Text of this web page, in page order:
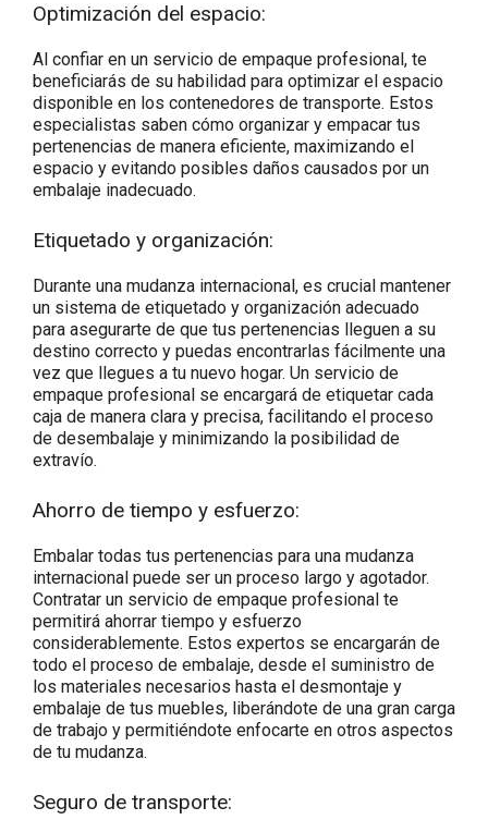
Optimización del espacio:
Al confiar en un servicio de empaque profesional, te
beneficiarás de su habilidad para optimizar el espacio
disponible en los contenedores de transporte. Estos
especialistas saben cómo organizar y empacar tus
pertenencias de manera eficiente, maximizando el
espacio y evitando posibles daños causados por un
embalaje inadecuado.
Etiquetado y organización:
Durante una mudanza internacional, es crucial mantener
un sistema de etiquetado y organización adecuado
para asegurarte de que tus pertenencias lleguen a su
destino correcto y puedas encontrarlas fácilmente una
vez que llegues a tu nuevo hogar. Un servicio de
empaque profesional se encargará de etiquetar cada
caja de manera clara y precisa, facilitando el proceso
de desembalaje y minimizando la posibilidad de
extravío.
Ahorro de tiempo y esfuerzo:
Embalar todas tus pertenencias para una mudanza
internacional puede ser un proceso largo y agotador.
Contratar un servicio de empaque profesional te
permitirá ahorrar tiempo y esfuerzo
considerablemente. Estos expertos se encargarán de
todo el proceso de embalaje, desde el suministro de
los materiales necesarios hasta el desmontaje y
embalaje de tus muebles, liberándote de una gran carga
de trabajo y permitiéndote enfocarte en otros aspectos
de tu mudanza.
Seguro de transporte: